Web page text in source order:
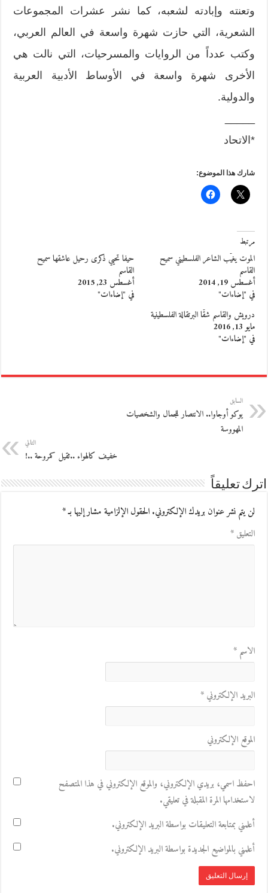
وتعنته وإبادته لشعبه، كما نشر عشرات المجموعات
الشعرية، التي حازت شهرة واسعة في العالم العربي،
وكتب عدداً من الروايات والمسرحيات، التي نالت هي
الأخرى شهرة واسعة في الأوساط الأدبية العربية
والدولية.
*الاتحاد
شارك هذا الموضوع:
مرتبط
الموت يغيّب الشاعر الفلسطيني سميح
القاسم
أغسطس 19, 2014
في "إضاءات"
حيفا تحيي ذكرى رحيل عاشقها سميح
القاسم
أغسطس 23, 2015
في "إضاءات"
درويش والقاسم شقّا البرتقالة الفلسطينية
مايو 13, 2016
في "إضاءات"
السابق
يوكو أوجاوا‮..‬ الانتصار للجمال والشخصيات
المهووسة
التالي
خفيف كالهواء ..ثقيل كمروحة ..!
اترك تعليقاً
لن يتم نشر عنوان بريدك الإلكتروني.الحقول الإلزامية مشار إليها بـ*
التعليق*
الاسم*
البريد الإلكتروني*
الموقع الإلكتروني
احفظ اسمي، بريدي الإلكتروني، والموقع الإلكتروني في هذا المتصفح
لاستخدامها المرة المقبلة في تعليقي.
أعلمني بمتابعة التعليقات بواسطة البريد الإلكتروني.
أعلمني بالمواضيع الجديدة بواسطة البريد الإلكتروني.